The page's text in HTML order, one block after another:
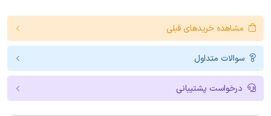
مشاهده خریدهای قبلی
سوالات متداول
درخواست پشتیبانی